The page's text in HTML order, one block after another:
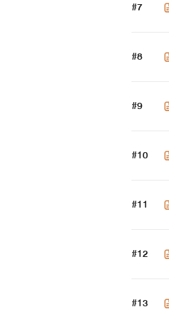
#7
#8
#9
#10
#11
#12
#13